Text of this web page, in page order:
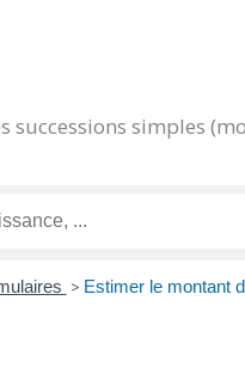
successions simples
> Estimer le montant